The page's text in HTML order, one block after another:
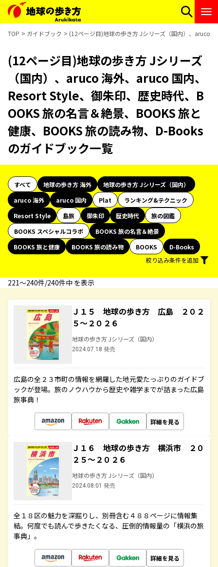
TOP ガイドブック (12ページ目)地球の歩き方 Jシリーズ（国内）、aruco
(12ページ目)地球の歩き方 Jシリーズ
（国内）、aruco 海外、aruco 国内、
Resort Style、御朱印、歴史時代、B
OOKS 旅の名言＆絶景、BOOKS 旅と
健康、BOOKS 旅の読み物、D-Books
のガイドブック一覧
すべて 地球の歩き方 海外
地球の歩き方 Jシリーズ（国内）
aruco 海外
aruco 国内 Plat
ランキング&テクニック
Resort Style
島旅 御朱印 歴史時代
旅の図鑑
BOOKS スペシャルコラボ
BOOKS 旅の名言＆絶景
BOOKS 旅と健康
BOOKS 旅の読み物 BOOKS
D-Books
絞り込み条件を追加
221〜240件/240件中 を表示
Ｊ１５ 地球の歩き方 広島 ２０２
５～２０２６
地球の歩き方 Jシリーズ（国内）
2024.07.18 発売
広島の全２３市町の情報を網羅した地元愛たっぷりのガイドブ
ックが登場。旅のノウハウから歴史や雑学までが詰まった広島
旅事典！
詳細を見る
Ｊ１６ 地球の歩き方 横浜市 ２０
２５～２０２６
地球の歩き方 Jシリーズ（国内）
2024.08.01 発売
全１８区の魅力を深掘りし、別冊含む４８８ページに情報集
結。何度でも読んで歩きたくなる、圧倒的情報量の「横浜の旅
事典」。
詳細を見る